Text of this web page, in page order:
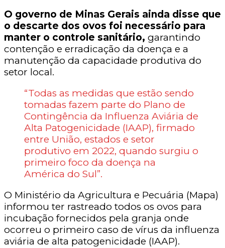
O governo de Minas Gerais ainda disse que
o descarte dos ovos foi necessário para
manter o controle sanitário, garantindo
contenção e erradicação da doença e a
manutenção da capacidade produtiva do
setor local.
“Todas as medidas que estão sendo
tomadas fazem parte do Plano de
Contingência da Influenza Aviária de
Alta Patogenicidade (IAAP), firmado
entre União, estados e setor
produtivo em 2022, quando surgiu o
primeiro foco da doença na
América do Sul”.
O Ministério da Agricultura e Pecuária (Mapa)
informou ter rastreado todos os ovos para
incubação fornecidos pela granja onde
ocorreu o primeiro caso de vírus da influenza
aviária de alta patogenicidade (IAAP).